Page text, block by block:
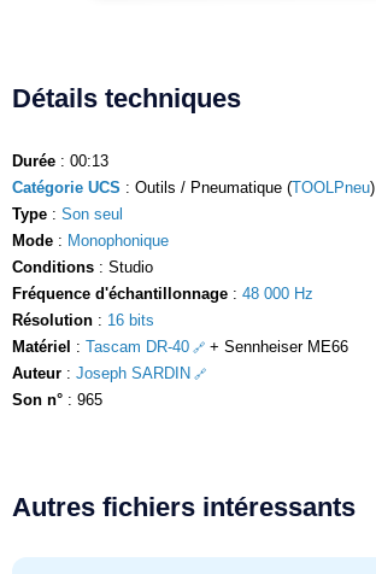
Détails techniques
Durée : 00:13
Catégorie UCS : Outils / Pneumatique (TOOLPneu)
Type : Son seul
Mode : Monophonique
Conditions : Studio
Fréquence d'échantillonnage : 48 000 Hz
Résolution : 16 bits
Matériel : Tascam DR-40
+ Sennheiser ME66
Auteur : Joseph SARDIN
Son n° : 965
Autres fichiers intéressants